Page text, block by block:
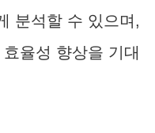
분석할 수 있으며,
율성 향상을 기대